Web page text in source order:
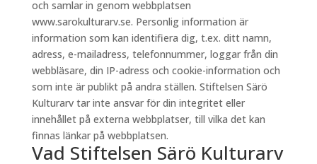
och samlar in genom webbplatsen
www.sarokulturarv.se. Personlig information är
information som kan identifiera dig, t.ex. ditt namn,
adress, e-mailadress, telefonnummer, loggar från din
webbläsare, din IP-adress och cookie-information och
som inte är publikt på andra ställen. Stiftelsen Särö
Kulturarv tar inte ansvar för din integritet eller
innehållet på externa webbplatser, till vilka det kan
finnas länkar på webbplatsen.
Vad Stiftelsen Särö Kulturarv